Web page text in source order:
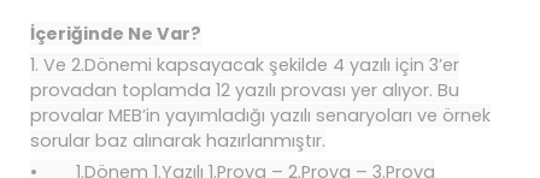
İçeriğinde Ne Var?
1. Ve 2.Dönemi kapsayacak şekilde 4 yazılı için 3’er
provadan toplamda 12 yazılı provası yer alıyor. Bu
provalar MEB’in yayımladığı yazılı senaryoları ve örnek
sorular baz alınarak hazırlanmıştır.
• 1.Dönem 1.Yazılı 1.Prova – 2.Prova – 3.Prova